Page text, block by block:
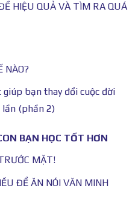
HIỆU QUẢ VÀ TÌM RA QUÁ
NÀO?
giúp bạn thay đổi cuộc đời
(phần 2)
BẠN HỌC TỐT HƠN
MẶT!
ĐỂ ĂN NÓI VĂN MINH